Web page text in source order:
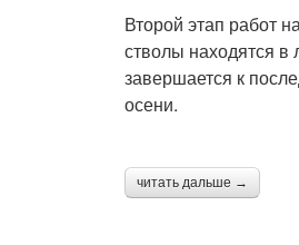
Второй этап работ
стволы находятся в
завершается к
осени.
читать дальше →